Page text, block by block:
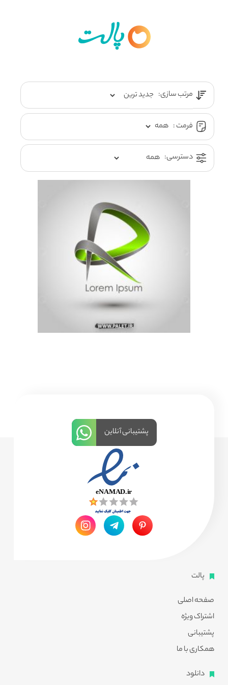
مرتب سازی:
فرمت :
دسترسی:
پالت
صفحه اصلی
اشتراک ویژه
پشتیبانی
همکاری با ما
دانلود
پشتیبانی آنلاین